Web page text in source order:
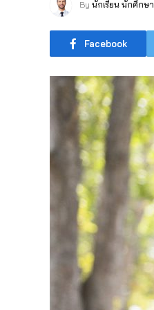
By นักเรียน นักศึกษา
Facebook